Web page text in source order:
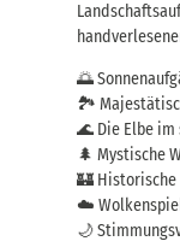
🌅
🏞️
🌊 Die Elbe im
🌲 Mystische
🏰 Historische
☁️
🌙